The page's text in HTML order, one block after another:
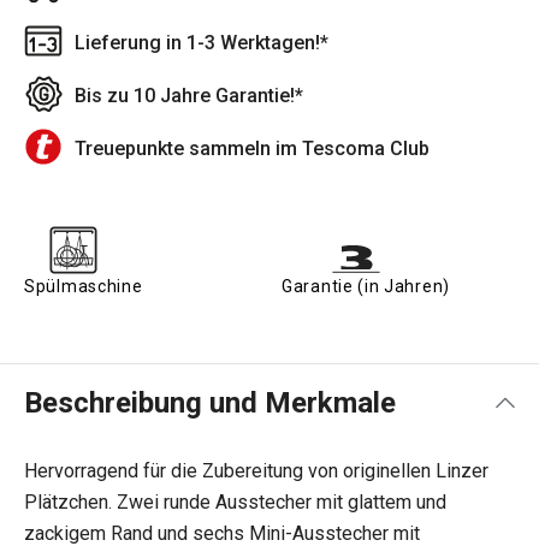
Lieferung in 1-3 Werktagen!*
Bis zu 10 Jahre Garantie!*
Treuepunkte sammeln im Tescoma Club
Spülmaschine Garantie (in Jahren)
Beschreibung und Merkmale
Hervorragend für die Zubereitung von originellen Linzer
Plätzchen. Zwei runde Ausstecher mit glattem und
zackigem Rand und sechs Mini-Ausstecher mit